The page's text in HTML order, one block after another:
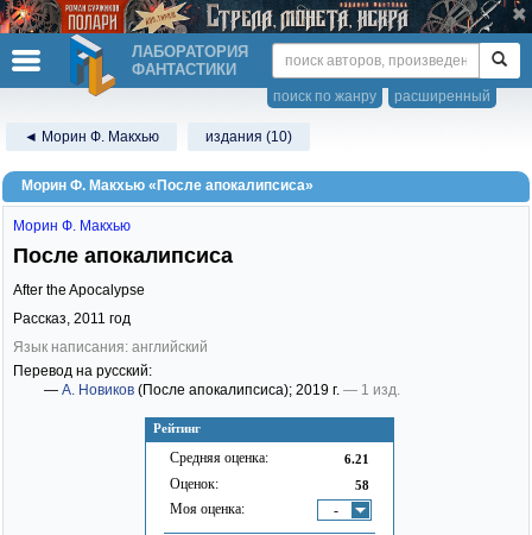
ЛАБОРАТОРИЯ
ФАНТАСТИКИ
расширенный
поиск по жанру
◄ Морин Ф. Макхью издания (10)
Морин Ф. Макхью «После апокалипсиса»
Рейтинг
Средняя оценка: 6.21
Оценок: 58
Моя оценка: -
Морин Ф. Макхью
После апокалипсиса
After the Apocalypse
Рассказ, 2011 год
Язык написания: английский
Перевод на русский:
— А. Новиков (После апокалипсиса); 2019 г. — 1 изд.